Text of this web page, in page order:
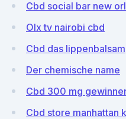
Cbd social bar new
Olx tv nairobi cbd
Cbd das lippenbalsam
Der chemische name
Cbd 300 mg
Cbd store manhattan